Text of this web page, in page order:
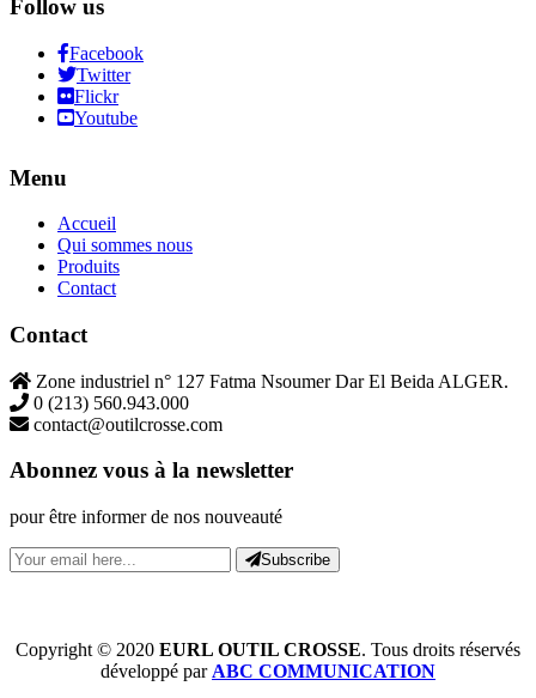
Follow us
Facebook
Twitter
Flickr
Youtube
Menu
Accueil
Qui sommes nous
Produits
Contact
Contact
Zone industriel n° 127 Fatma Nsoumer Dar El Beida ALGER.
0 (213) 560.943.000
contact@outilcrosse.com
Abonnez vous à la newsletter
pour être informer de nos nouveauté
Subscribe
Copyright © 2020 EURL OUTIL CROSSE. Tous droits réservés
développé par ABC COMMUNICATION